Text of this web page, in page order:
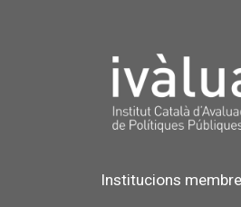
Institucions